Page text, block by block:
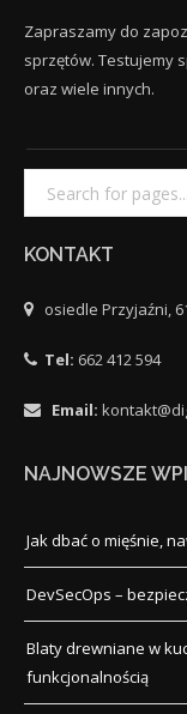
Zapraszamy do
sprzętów. Testujemy
oraz wiele innych.
KONTAKT
osiedle Przyjaźni,
Tel: 662 412 594
Email:
NAJNOWSZE
Jak dbać o mięśnie,
DevSecOps –
Blaty drewniane w
funkcjonalnością